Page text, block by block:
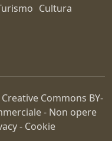
Cultura
Commons BY-
- Non opere
- Cookie